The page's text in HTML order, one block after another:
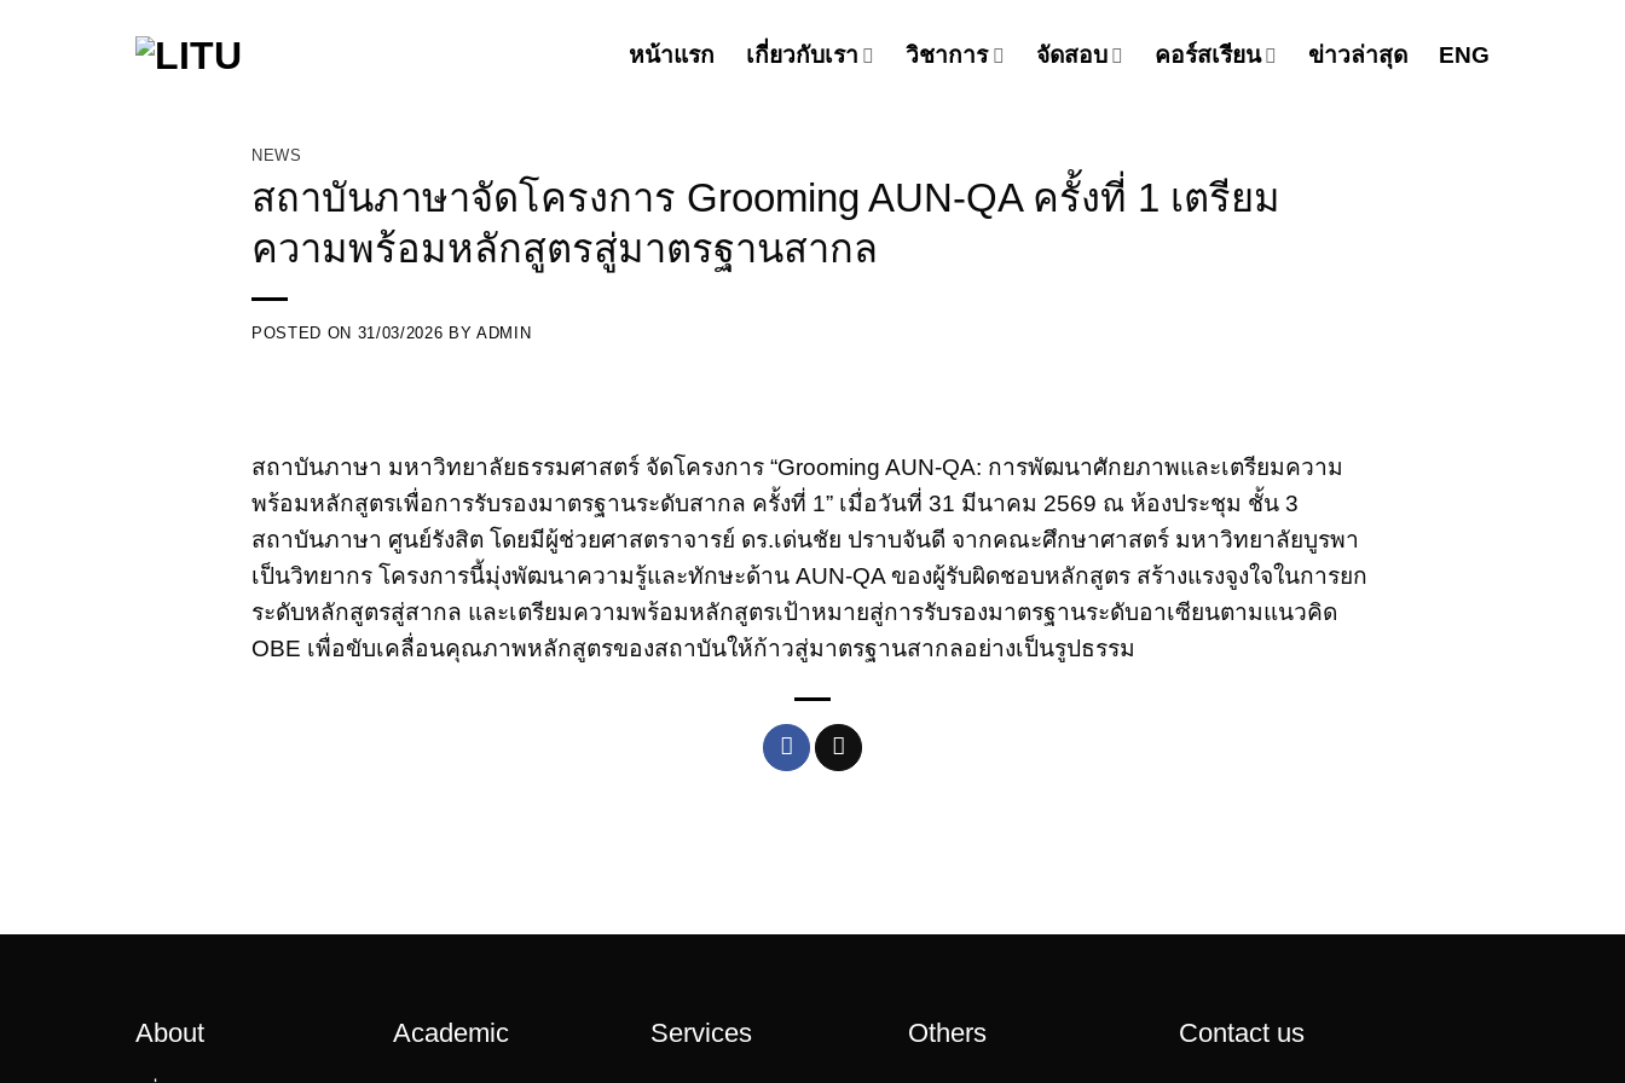
หน้าแรก เกี่ยวกับเรา วิชาการ จัดสอบ คอร์สเรียน ข่าวล่าสุด ENG
NEWS
สถาบันภาษาจัดโครงการ Grooming AUN-QA ครั้งที่ 1 เตรียม
ความพร้อมหลักสูตรสู่มาตรฐานสากล
POSTED ON 31/03/2026 BYADMIN
สถาบันภาษา มหาวิทยาลัยธรรมศาสตร์ จัดโครงการ “Grooming AUN-QA: การพัฒนาศักยภาพและเตรียมความ
พร้อมหลักสูตรเพื่อการรับรองมาตรฐานระดับสากล ครั้งที่ 1” เมื่อวันที่ 31 มีนาคม 2569 ณ ห้องประชุม ชั้น 3
สถาบันภาษา ศูนย์รังสิต โดยมีผู้ช่วยศาสตราจารย์ ดร.เด่นชัย ปราบจันดี จากคณะศึกษาศาสตร์ มหาวิทยาลัยบูรพา
เป็นวิทยากร โครงการนี้มุ่งพัฒนาความรู้และทักษะด้าน AUN-QA ของผู้รับผิดชอบหลักสูตร สร้างแรงจูงใจในการยก
ระดับหลักสูตรสู่สากล และเตรียมความพร้อมหลักสูตรเป้าหมายสู่การรับรองมาตรฐานระดับอาเซียนตามแนวคิด
OBE เพื่อขับเคลื่อนคุณภาพหลักสูตรของสถาบันให้ก้าวสู่มาตรฐานสากลอย่างเป็นรูปธรรม
About Academic Services Others Contact us